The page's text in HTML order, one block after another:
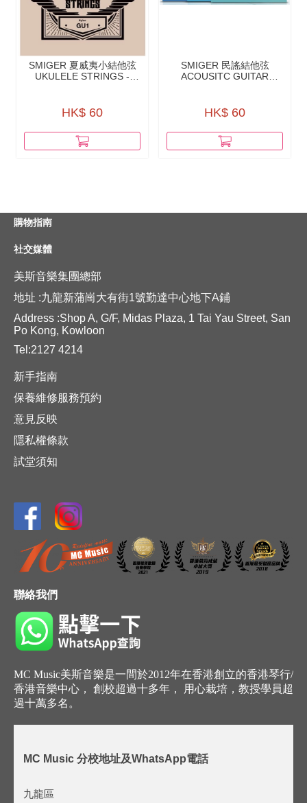
SMIGER 夏威夷小結他弦
UKULELE STRINGS -
HK$ 60
SMIGER 民謠結他弦
ACOUSITC GUITAR
HK$ 60
購物指南
社交媒體
美斯音樂集團總部
地址 :九龍新蒲崗大有街1號勤達中心地下A鋪
Address :Shop A, G/F, Midas Plaza, 1 Tai Yau Street, San
Po Kong, Kowloon
Tel:2127 4214
新手指南
保養維修服務預約
意見反映
隱私權條款
試堂須知
聯絡我們
MC Music美斯音樂是一間於2012年在香港創立的香港琴行/
香港音樂中心， 創校超過十多年， 用心栽培，教授學員超
過十萬多名。
MC Music 分校地址及WhatsApp電話
九龍區